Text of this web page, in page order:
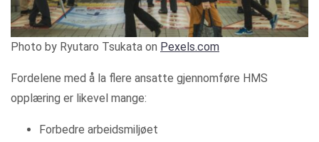
Photo by Ryutaro Tsukata on Pexels.com
Fordelene med å la flere ansatte gjennomføre HMS
opplæring er likevel mange:
Forbedre arbeidsmiljøet